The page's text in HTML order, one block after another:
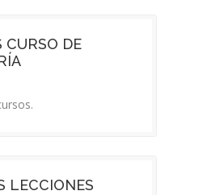
CURSO DE
LECCIONES